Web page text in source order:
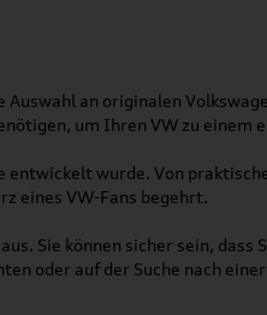
an originalen
um Ihren VW zu einem
wurde. Von
eines VW-Fans begehrt.
Sie können sicher sein, dass
oder auf der Suche nach